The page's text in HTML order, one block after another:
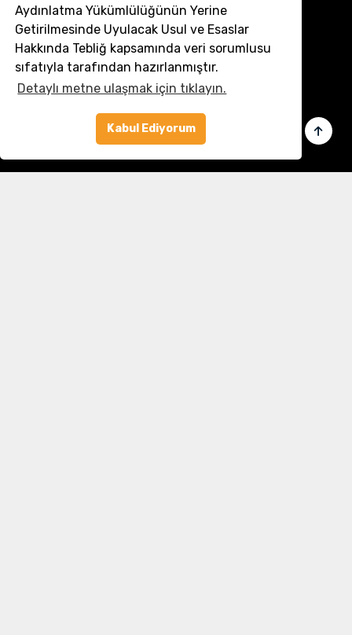
Aydınlatma Yükümlülüğünün Yerine
Getirilmesinde Uyulacak Usul ve Esaslar
Hakkında Tebliğ kapsamında veri sorumlusu
sıfatıyla tarafından hazırlanmıştır.
Detaylı metne ulaşmak için tıklayın.
Kabul Ediyorum
İletişim
Müşteri Hizmetleri: 0 850 532 8797
Email:
destek@dronmarket.com
Şubelerimiz
tıkla ve adresi görüntüle